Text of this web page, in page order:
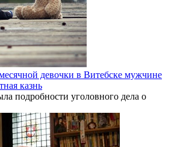
девочки в Витебске мужчине
казнь
подробности уголовного дела о